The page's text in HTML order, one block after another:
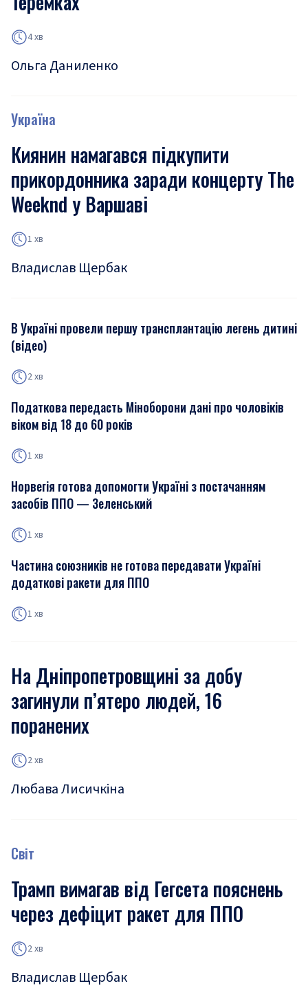
4 хв
Ольга Даниленко
Україна
Киянин намагався підкупити
прикордонника заради концерту The
Weeknd у Варшаві
1 хв
Владислав Щербак
В Україні провели першу трансплантацію легень дитині
(відео)
2 хв
Податкова передасть Міноборони дані про чоловіків
віком від 18 до 60 років
1 хв
Норвегія готова допомогти Україні з постачанням
засобів ППО — Зеленський
1 хв
Частина союзників не готова передавати Україні
додаткові ракети для ППО
1 хв
На Дніпропетровщині за добу
загинули п’ятеро людей, 16
поранених
2 хв
Любава Лисичкіна
Світ
Трамп вимагав від Гегсета пояснень
через дефіцит ракет для ППО
2 хв
Владислав Щербак